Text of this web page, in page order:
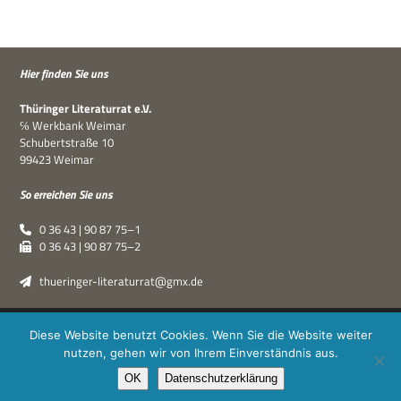
Hier fin­den Sie uns
Thü­rin­ger Lite­ra­tur­rat e.V.
℅ Werk­bank Weimar
Schu­bert­straße 10
99423 Weimar
So errei­chen Sie uns
0 36 43 | 90 87 75–1
0 36 43 | 90 87 75–2
thueringer-literaturrat@gmx.de
Thüringer Literaturrat e.V. | © 2019–2026 ·XPDT : Marken &
Kommunikation|Impressum·Datenschutz
Diese Website benutzt Cookies. Wenn Sie die Website weiter
nutzen, gehen wir von Ihrem Einverständnis aus.
OK Datenschutzerklärung